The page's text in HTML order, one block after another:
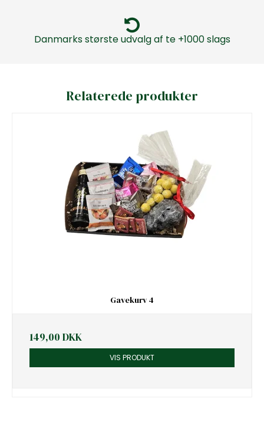
Danmarks største udvalg af te +1000 slags
Relaterede produkter
Gavekurv 4
149,00 DKK
VIS PRODUKT